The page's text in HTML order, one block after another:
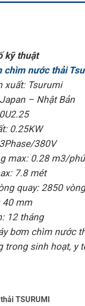
kỹ thuật
chìm nước thải
xuất: Tsurumi
– Nhật Bản
0.25KW
380V
max: 0.28 m3/
7.8 mét
quay: 2850
40 mm
12 tháng
bơm chìm nước
trong sinh hoạt, y
TSURUMI